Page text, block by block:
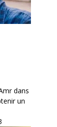
dans
un